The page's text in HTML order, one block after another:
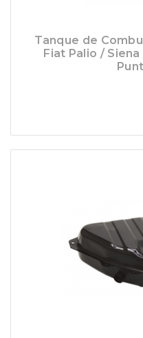
Tanque de
Fiat Palio /